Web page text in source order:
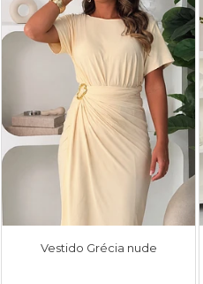
Vestido Grécia nude